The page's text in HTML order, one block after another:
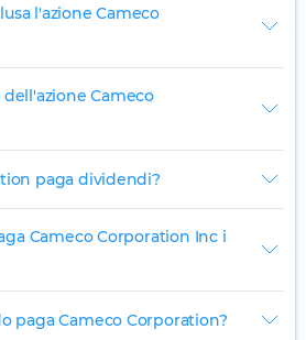
l'azione Cameco
dell'azione Cameco
paga dividendi?
Cameco Corporation Inc i
paga Cameco Corporation?